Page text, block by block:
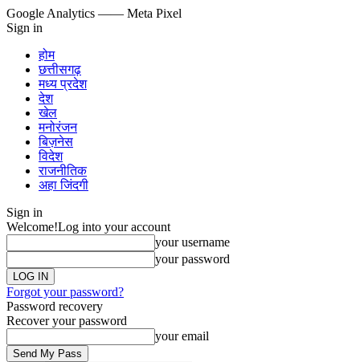
Google Analytics —— Meta Pixel
Sign in
होम
छत्तीसगढ़
मध्य प्रदेश
देश
खेल
मनोरंजन
बिज़नेस
विदेश
राजनीतिक
अहा जिंदगी
Sign in
Welcome!Log into your account
your username
your password
Forgot your password?
Password recovery
Recover your password
your email